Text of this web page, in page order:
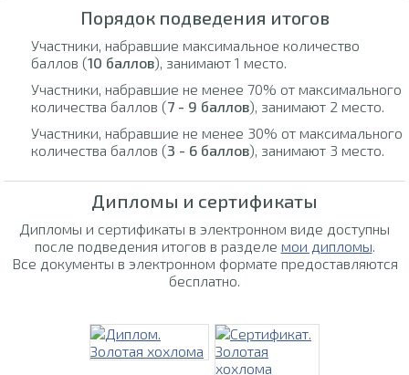
Порядок подведения итогов
Участники, набравшие максимальное количество
баллов (10 баллов), занимают 1 место.
Участники, набравшие не менее 70% от максимального
количества баллов (7 - 9 баллов), занимают 2 место.
Участники, набравшие не менее 30% от максимального
количества баллов (3 - 6 баллов), занимают 3 место.
Дипломы и сертификаты
Дипломы и сертификаты в электронном виде доступны
после подведения итогов в разделе мои дипломы.
Все документы в электронном формате предоставляются
бесплатно.